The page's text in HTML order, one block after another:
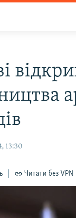
13:30
Читати без VPN